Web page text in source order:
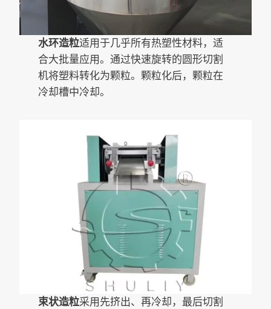
水环造粒适用于几乎所有热塑性材料，适
合大批量应用。通过快速旋转的圆形切割
机将塑料转化为颗粒。颗粒化后，颗粒在
冷却槽中冷却。
束状造粒采用先挤出、再冷却，最后切割